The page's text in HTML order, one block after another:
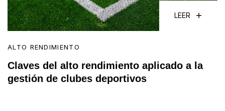
LEER
ALTO RENDIMIENTO
Claves del alto rendimiento aplicado a la
gestión de clubes deportivos